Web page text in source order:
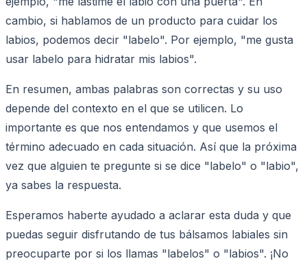
cambio, si hablamos de un producto para cuidar los
labios, podemos decir "labelo". Por ejemplo, "me gusta
usar labelo para hidratar mis labios".
En resumen, ambas palabras son correctas y su uso
depende del contexto en el que se utilicen. Lo
importante es que nos entendamos y que usemos el
término adecuado en cada situación. Así que la próxima
vez que alguien te pregunte si se dice "labelo" o "labio",
ya sabes la respuesta.
Esperamos haberte ayudado a aclarar esta duda y que
puedas seguir disfrutando de tus bálsamos labiales sin
preocuparte por si los llamas "labelos" o "labios". ¡No